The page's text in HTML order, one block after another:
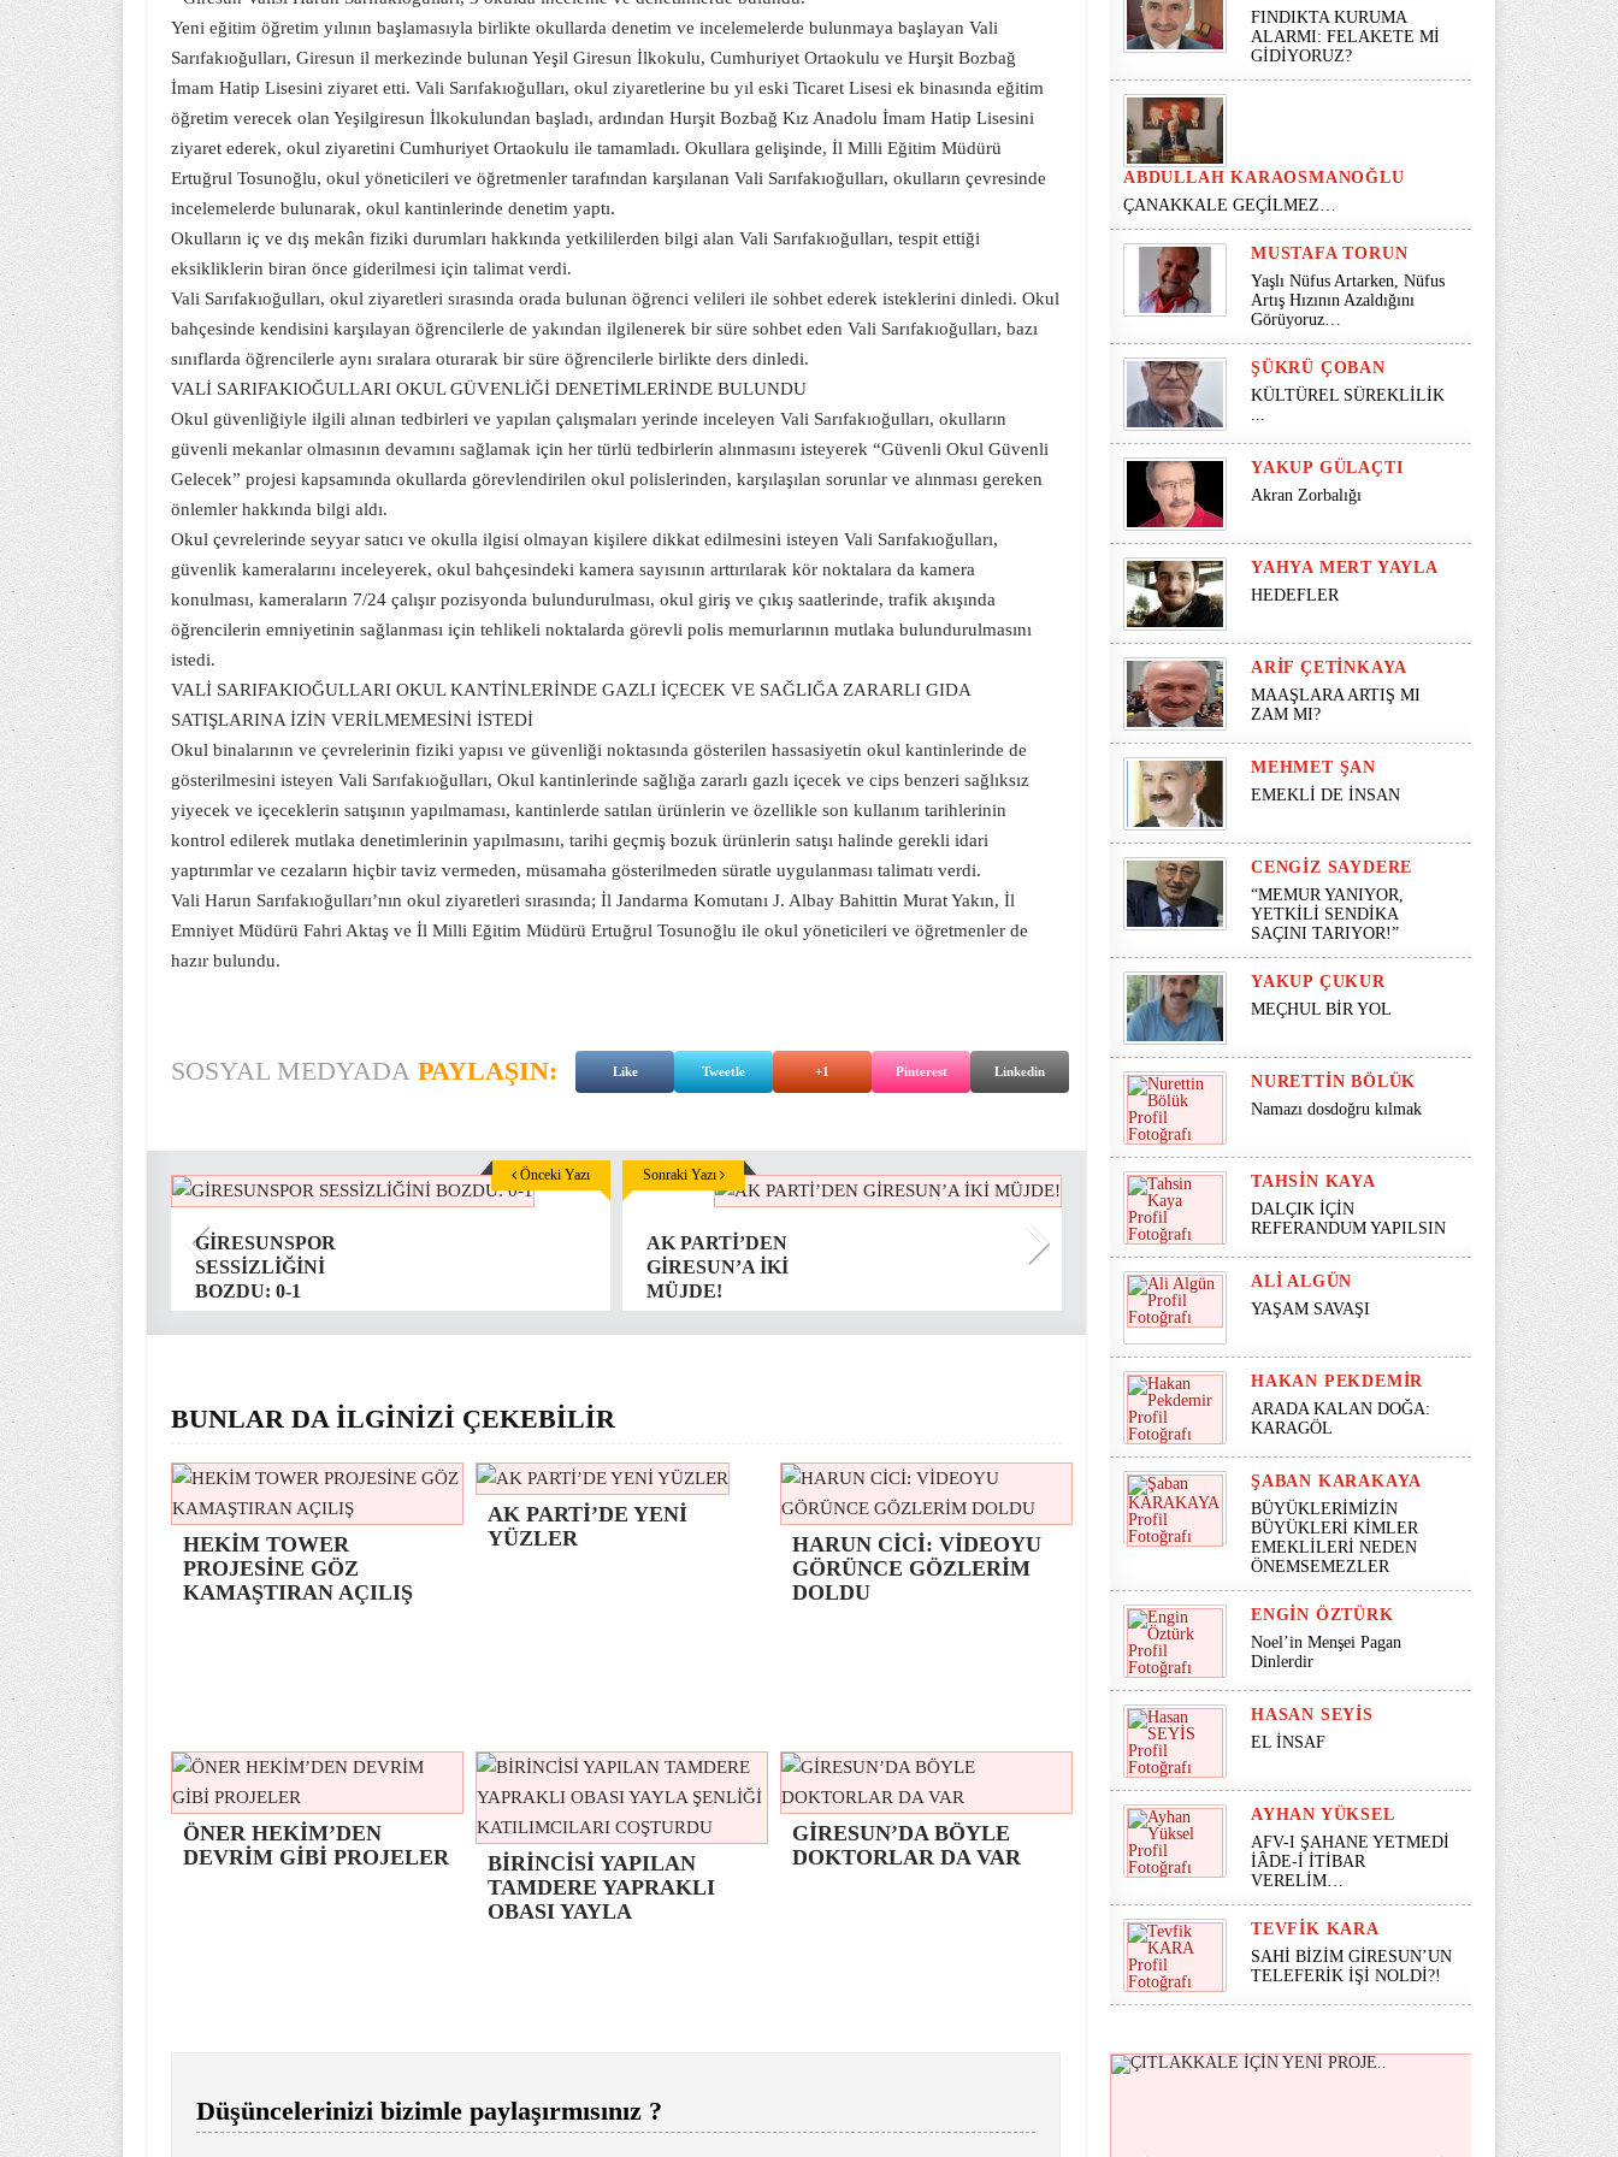
Yeni eğitim öğretim yılının başlamasıyla birlikte okullarda denetim ve incelemelerde bulunmaya başlayan Vali
Sarıfakıoğulları, Giresun il merkezinde bulunan Yeşil Giresun İlkokulu, Cumhuriyet Ortaokulu ve Hurşit Bozbağ
İmam Hatip Lisesini ziyaret etti. Vali Sarıfakıoğulları, okul ziyaretlerine bu yıl eski Ticaret Lisesi ek binasında eğitim
öğretim verecek olan Yeşilgiresun İlkokulundan başladı, ardından Hurşit Bozbağ Kız Anadolu İmam Hatip Lisesini
ziyaret ederek, okul ziyaretini Cumhuriyet Ortaokulu ile tamamladı. Okullara gelişinde, İl Milli Eğitim Müdürü
Ertuğrul Tosunoğlu, okul yöneticileri ve öğretmenler tarafından karşılanan Vali Sarıfakıoğulları, okulların çevresinde
incelemelerde bulunarak, okul kantinlerinde denetim yaptı.
Okulların iç ve dış mekân fiziki durumları hakkında yetkililerden bilgi alan Vali Sarıfakıoğulları, tespit ettiği
eksikliklerin biran önce giderilmesi için talimat verdi.
Vali Sarıfakıoğulları, okul ziyaretleri sırasında orada bulunan öğrenci velileri ile sohbet ederek isteklerini dinledi. Okul
bahçesinde kendisini karşılayan öğrencilerle de yakından ilgilenerek bir süre sohbet eden Vali Sarıfakıoğulları, bazı
sınıflarda öğrencilerle aynı sıralara oturarak bir süre öğrencilerle birlikte ders dinledi.
VALİ SARIFAKIOĞULLARI OKUL GÜVENLİĞİ DENETİMLERİNDE BULUNDU
Okul güvenliğiyle ilgili alınan tedbirleri ve yapılan çalışmaları yerinde inceleyen Vali Sarıfakıoğulları, okulların
güvenli mekanlar olmasının devamını sağlamak için her türlü tedbirlerin alınmasını isteyerek “Güvenli Okul Güvenli
Gelecek” projesi kapsamında okullarda görevlendirilen okul polislerinden, karşılaşılan sorunlar ve alınması gereken
önlemler hakkında bilgi aldı.
Okul çevrelerinde seyyar satıcı ve okulla ilgisi olmayan kişilere dikkat edilmesini isteyen Vali Sarıfakıoğulları,
güvenlik kameralarını inceleyerek, okul bahçesindeki kamera sayısının arttırılarak kör noktalara da kamera
konulması, kameraların 7/24 çalışır pozisyonda bulundurulması, okul giriş ve çıkış saatlerinde, trafik akışında
öğrencilerin emniyetinin sağlanması için tehlikeli noktalarda görevli polis memurlarının mutlaka bulundurulmasını
istedi.
VALİ SARIFAKIOĞULLARI OKUL KANTİNLERİNDE GAZLI İÇECEK VE SAĞLIĞA ZARARLI GIDA
SATIŞLARINA İZİN VERİLMEMESİNİ İSTEDİ
Okul binalarının ve çevrelerinin fiziki yapısı ve güvenliği noktasında gösterilen hassasiyetin okul kantinlerinde de
gösterilmesini isteyen Vali Sarıfakıoğulları, Okul kantinlerinde sağlığa zararlı gazlı içecek ve cips benzeri sağlıksız
yiyecek ve içeceklerin satışının yapılmaması, kantinlerde satılan ürünlerin ve özellikle son kullanım tarihlerinin
kontrol edilerek mutlaka denetimlerinin yapılmasını, tarihi geçmiş bozuk ürünlerin satışı halinde gerekli idari
yaptırımlar ve cezaların hiçbir taviz vermeden, müsamaha gösterilmeden süratle uygulanması talimatı verdi.
Vali Harun Sarıfakıoğulları’nın okul ziyaretleri sırasında; İl Jandarma Komutanı J. Albay Bahittin Murat Yakın, İl
Emniyet Müdürü Fahri Aktaş ve İl Milli Eğitim Müdürü Ertuğrul Tosunoğlu ile okul yöneticileri ve öğretmenler de
hazır bulundu.
SOSYAL MEDYADA PAYLAŞIN: Like Tweetle +1 Pinterest Linkedin
GİRESUNSPOR
SESSİZLİĞİNİ
BOZDU: 0-1
Önceki Yazı
AK PARTİ’DEN
GİRESUN’A İKİ
MÜJDE!
Sonraki Yazı
BUNLAR DA İLGİNİZİ ÇEKEBİLİR
HEKİM TOWER
PROJESİNE GÖZ
KAMAŞTIRAN AÇILIŞ
AK PARTİ’DE YENİ
YÜZLER
HARUN CİCİ: VİDEOYU
GÖRÜNCE GÖZLERİM
DOLDU
ÖNER HEKİM’DEN
DEVRİM GİBİ PROJELER
BİRİNCİSİ YAPILAN
TAMDERE YAPRAKLI
OBASI YAYLA
GİRESUN’DA BÖYLE
DOKTORLAR DA VAR
Düşüncelerinizi bizimle paylaşırmısınız ?
FINDIKTA KURUMA
ALARMI: FELAKETE Mİ
GİDİYORUZ?
ABDULLAH KARAOSMANOĞLU
ÇANAKKALE GEÇİLMEZ…
MUSTAFA TORUN
Yaşlı Nüfus Artarken, Nüfus
Artış Hızının Azaldığını
Görüyoruz…
ŞÜKRÜ ÇOBAN
KÜLTÜREL SÜREKLİLİK
...
YAKUP GÜLAÇTI
Akran Zorbalığı
YAHYA MERT YAYLA
HEDEFLER
ARIF ÇETINKAYA
MAAŞLARA ARTIŞ MI
ZAM MI?
MEHMET ŞAN
EMEKLİ DE İNSAN
CENGIZ SAYDERE
“MEMUR YANIYOR,
YETKİLİ SENDİKA
SAÇINI TARIYOR!”
YAKUP ÇUKUR
MEÇHUL BİR YOL
NURETTIN BÖLÜK
Namazı dosdoğru kılmak
TAHSIN KAYA
DALÇIK İÇİN
REFERANDUM YAPILSIN
ALI ALGÜN
YAŞAM SAVAŞI
HAKAN PEKDEMIR
ARADA KALAN DOĞA:
KARAGÖL
ŞABAN KARAKAYA
BÜYÜKLERİMİZİN
BÜYÜKLERİ KİMLER
EMEKLİLERİ NEDEN
ÖNEMSEMEZLER
ENGIN ÖZTÜRK
Noel’in Menşei Pagan
Dinlerdir
HASAN SEYİS
EL İNSAF
AYHAN YÜKSEL
AFV-I ŞAHANE YETMEDİ
İÂDE-İ İTİBAR
VERELİM…
TEVFIK KARA
SAHİ BİZİM GİRESUN’UN
TELEFERİK İŞİ NOLDİ?!